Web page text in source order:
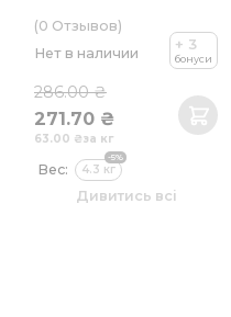
(0 Отзывов)
Нет в наличии
286.00 ₴
271.70 ₴
за кг
63.00 ₴
+ 3
бонуси
Вес:
-5%
4.3 кг
Объем: 5 л
Дивитись всі